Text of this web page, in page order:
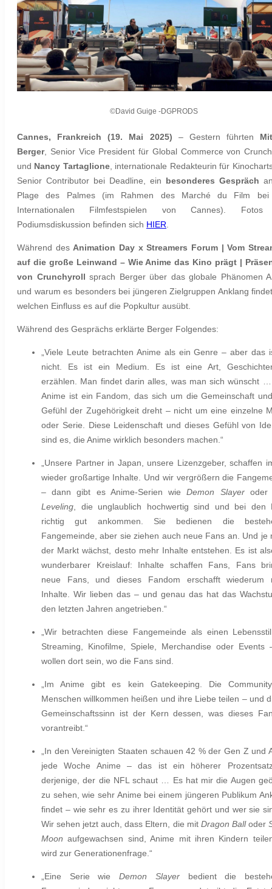
©David Guige -DGPRODS
Cannes, Frankreich (19. Mai 2025) – Gestern führten
Berger, Senior Vice President für Global Commerce von
und Nancy Tartaglione, internationale Redakteurin für
Senior Contributor bei Deadline, ein besonderes Gespräch
Plage des Palmes (im Rahmen des Marché du Film bei
Internationalen Filmfestspielen von Cannes).
Podiumsdiskussion befinden sich HIER.
Während desAnimation Day x Streamers Forum | Vom
auf die große Leinwand – Wie Anime das Kino prägt |
von Crunchyroll sprach Berger über das globale Phänomen
und warum es besonders bei jüngeren Zielgruppen Anklang
welchen Einfluss es auf die Popkultur ausübt.
Während des Gesprächs erklärte Berger Folgendes:
„Viele Leute betrachten Anime als ein Genre – aber das
nicht. Es ist ein Medium. Es ist eine Art,
erzählen. Man findet darin alles, was man sich wünscht
Anime ist ein Fandom, das sich um die Gemeinschaft
Gefühl der Zugehörigkeit dreht – nicht um eine einzelne
oder Serie. Diese Leidenschaft und dieses Gefühl von
sind es, die Anime wirklich besonders machen.“
„Unsere Partner in Japan, unsere Lizenzgeber, schaffen
wieder großartige Inhalte. Und wir vergrößern die
– dann gibt es Anime-Serien wieDemon Slayer
Leveling, die unglaublich hochwertig sind und bei den
richtig gut ankommen. Sie bedienen die
Fangemeinde, aber sie ziehen auch neue Fans an. Und je
der Markt wächst, desto mehr Inhalte entstehen. Es ist
wunderbarer Kreislauf: Inhalte schaffen Fans, Fans
neue Fans, und dieses Fandom erschafft wiederum
Inhalte. Wir lieben das – und genau das hat das
den letzten Jahren angetrieben.“
„Wir betrachten diese Fangemeinde als einen
Streaming, Kinofilme, Spiele, Merchandise oder Events
wollen dort sein, wo die Fans sind.
„Im Anime gibt es kein Gatekeeping. Die
Menschen willkommen heißen und ihre Liebe teilen – und
Gemeinschaftssinn ist der Kern dessen, was dieses
vorantreibt.“
„In den Vereinigten Staaten schauen 42 % der Gen Z und
jede Woche Anime – das ist ein höherer
derjenige, der die NFL schaut … Es hat mir die Augen
zu sehen, wie sehr Anime bei einem jüngeren Publikum
findet – wie sehr es zu ihrer Identität gehört und wer sie
Wir sehen jetzt auch, dass Eltern, die mit Dragon Balloder
Moon aufgewachsen sind, Anime mit ihren Kindern
wird zur Generationenfrage.“
„Eine Serie wieDemon Slayerbedient die